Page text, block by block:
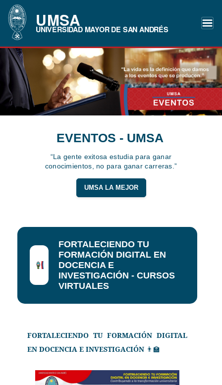
UMSA
UNIVERSIDAD MAYOR DE SAN ANDRÉS
EVENTOS - UMSA
“La gente exitosa estudia para ganar
conocimientos, no para ganar carreras.”
UMSA LA MEJOR
FORTALECIENDO TU
FORMACIÓN DIGITAL EN
DOCENCIA E
INVESTIGACIÓN - CURSOS
VIRTUALES
FORTALECIENDO TU FORMACIÓN DIGITAL
EN DOCENCIA E INVESTIGACIÓN 👨 🏫